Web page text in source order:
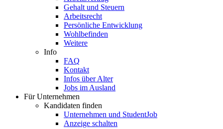
Gehalt und Steuern
Arbeitsrecht
Persönliche Entwicklung
Wohlbefinden
Weitere
Info
FAQ
Kontakt
Infos über Alter
Jobs im Ausland
Für Unternehmen
Kandidaten finden
Unternehmen und StudentJob
Anzeige schalten